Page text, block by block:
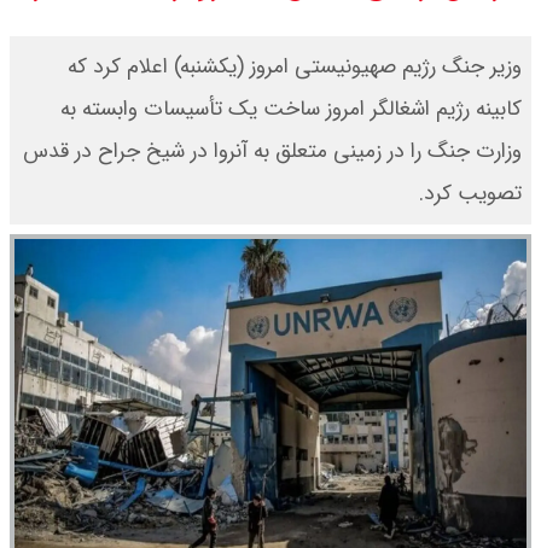
شنبه ۱۷ مرداد ۱۴۰۵ / قیمت دنا چند ؟
+ جدول
آغاز شد / خرید کوییک با پیش
پرداخت ۵۰۰ میلیون تومان + لینک
شاخص بورس امروز شنبه ۱۷ مرداد
۱۴۰۵ / شاخص افزایشی شد + تحلیل
وزیر جنگ رژیم صهیونیستی امروز (یکشنبه) اعلام کرد که
کابینه رژیم اشغالگر امروز ساخت یک تأسیسات وابسته به
وزارت جنگ را در زمینی متعلق به آنروا در شیخ جراح در قدس
تصویب کرد.